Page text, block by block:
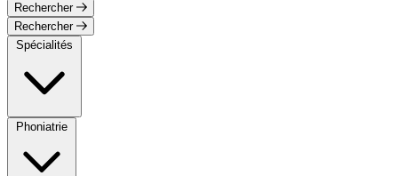
Rechercher
Rechercher
Spécialités
Phoniatrie